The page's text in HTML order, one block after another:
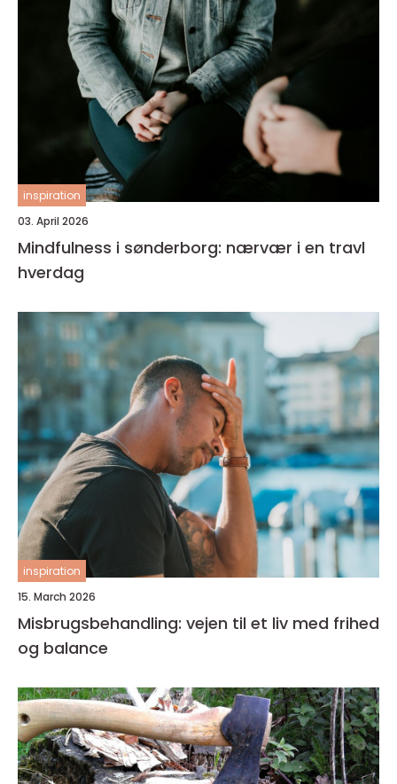
inspiration
03. April 2026
Mindfulness i sønderborg: nærvær i en travl
hverdag
inspiration
15. March 2026
Misbrugsbehandling: vejen til et liv med frihed
og balance